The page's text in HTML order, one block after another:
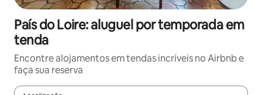
País do Loire: aluguel por temporada em
tenda
Encontre alojamentos em tendas incríveis no Airbnb e
faça sua reserva